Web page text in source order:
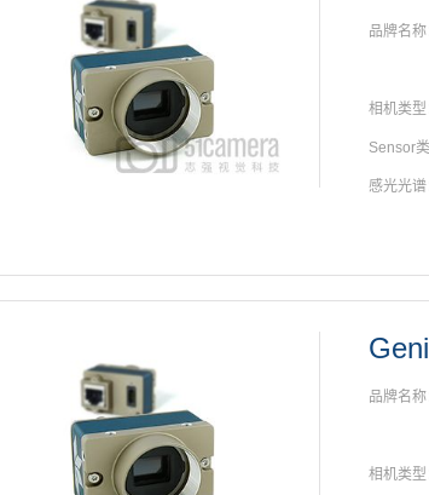
品牌名称
相机类型
Sensor类
感光光谱
品牌名称
相机类型